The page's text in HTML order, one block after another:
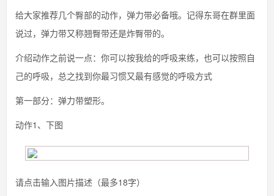
给大家推荐几个臀部的动作，弹力带必备哦。记得东哥在群里面
说过，弹力带又称翘臀带还是炸臀带的。
介绍动作之前说一点：你可以按我给的呼吸来练，也可以按照自
己的呼吸，总之找到你最习惯又最有感觉的呼吸方式
第一部分：弹力带塑形。
动作1、下图
请点击输入图片描述（最多18字）